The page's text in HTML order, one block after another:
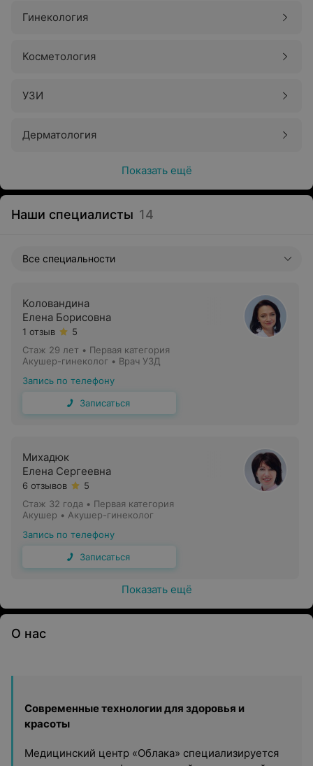
Гинекология
Косметология
УЗИ
Дерматология
Показать ещё
Наши специалисты 14
Все специальности
Коловандина
Елена Борисовна
1 отзыв
5
Стаж 29 лет • Первая категория
Акушер-гинеколог • Врач УЗД
Запись по телефону
Записаться
Михадюк
Елена Сергеевна
6 отзывов
5
Стаж 32 года • Первая категория
Акушер • Акушер-гинеколог
Запись по телефону
Записаться
Показать ещё
О нас
Современные технологии для здоровья и
красоты
Медицинский центр «Облака» специализируется